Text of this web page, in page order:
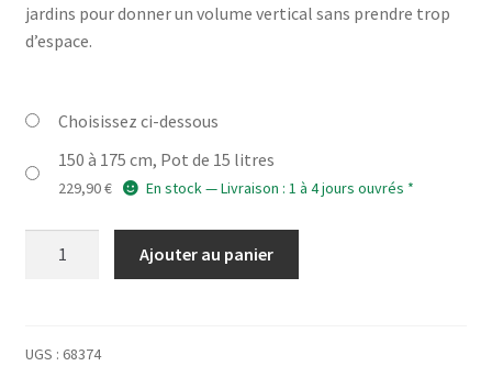
à
jardins pour donner un volume vertical sans prendre trop
d’espace.
Choisissez ci-dessous
150 à 175 cm, Pot de 15 litres
229,90€ En stock — Livraison : 1 à 4 jours ouvrés *
'Vanderwolf's
Ajouter au panier
UGS : 68374